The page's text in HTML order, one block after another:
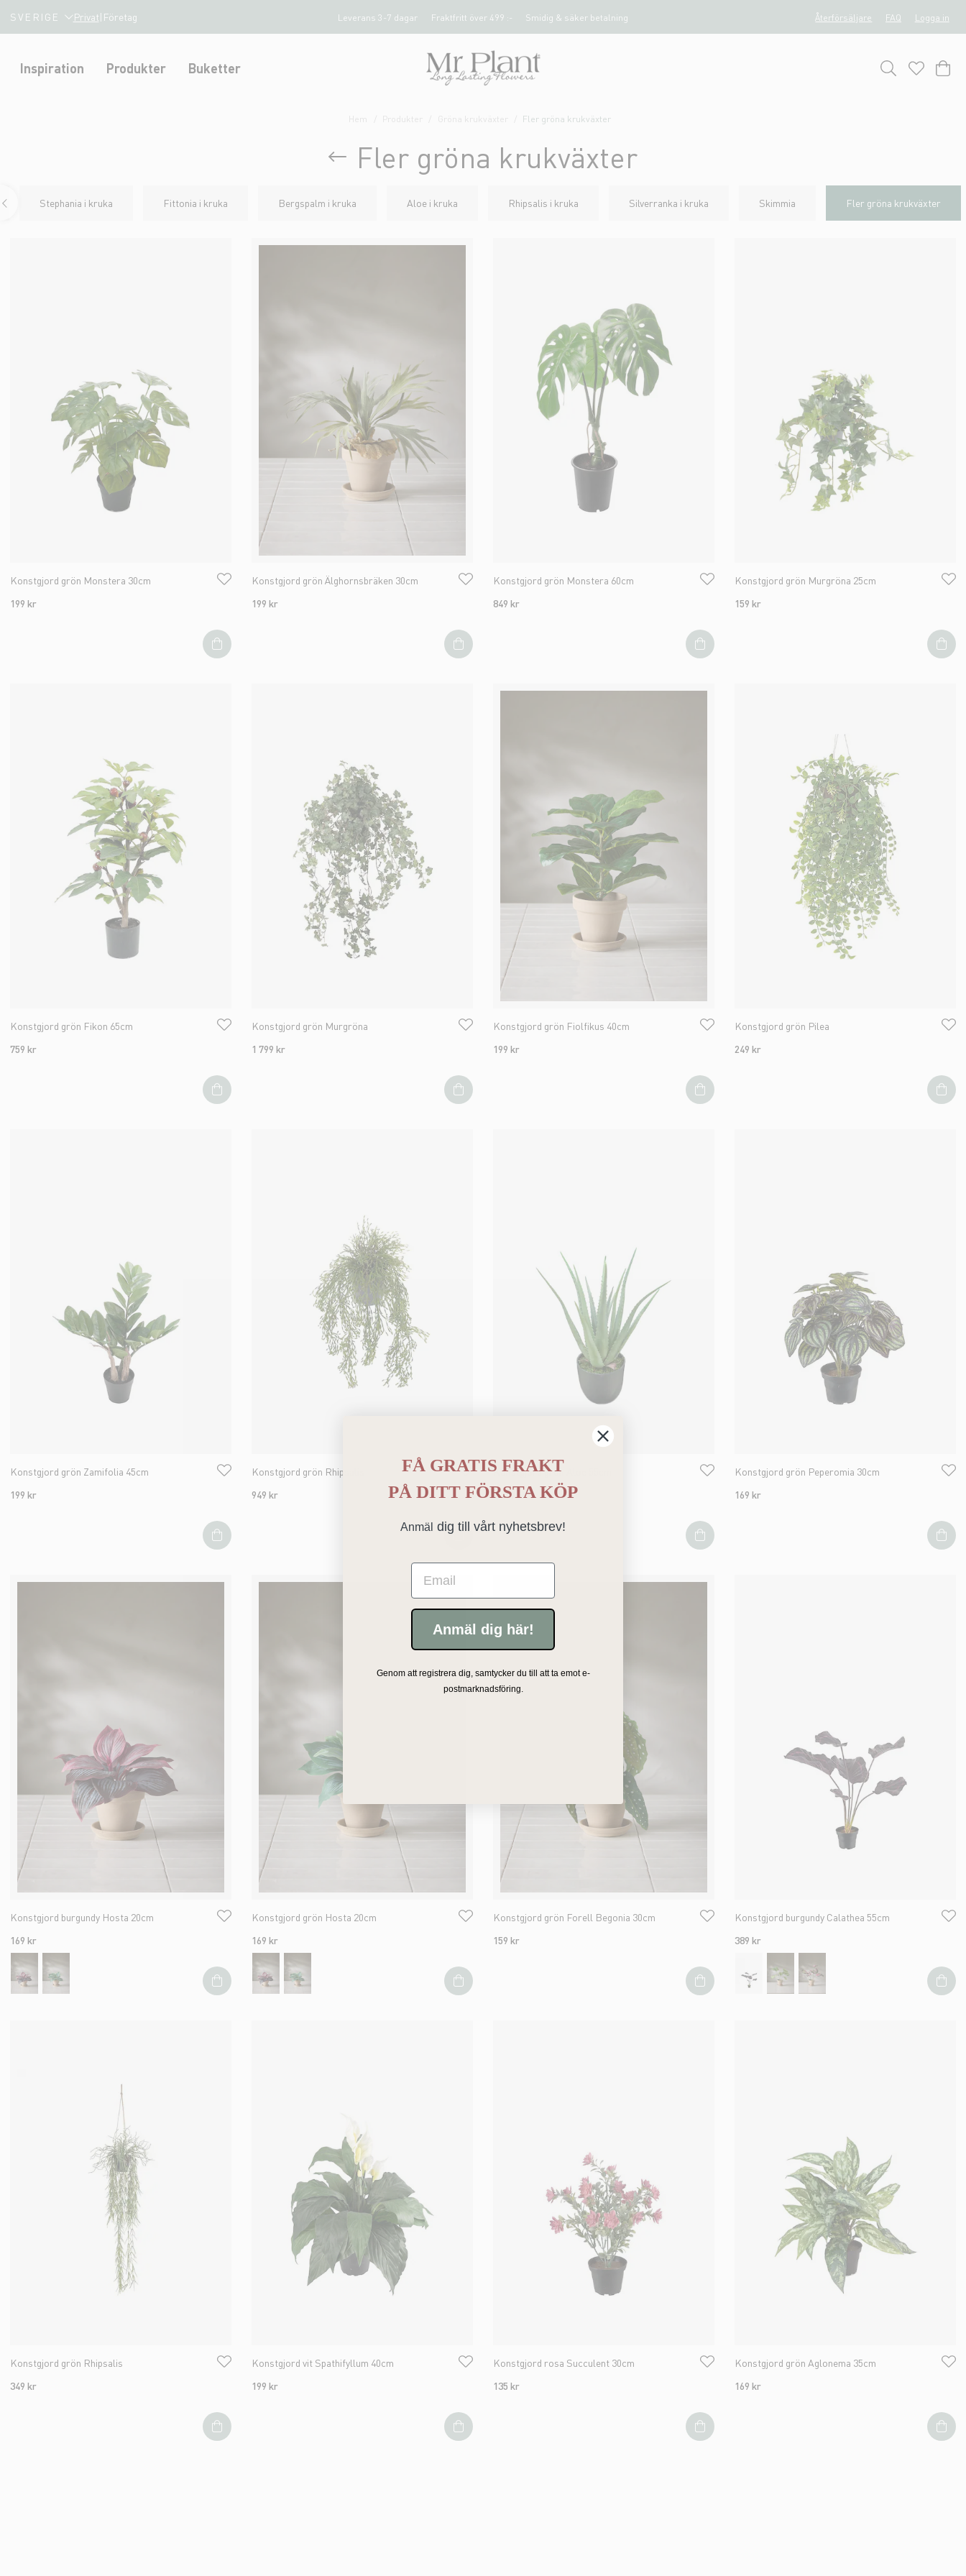
SVERIGE Privat| Företag Leverans 3-7 dagar Fraktfritt över 499 :- Smidig & säker betalning Återförsäljare FAQ Logga in
Inspiration Produkter Buketter
Hem Produkter Gröna krukväxter Fler gröna krukväxter
Fler gröna krukväxter
Stephania i kruka Fittonia i kruka Bergspalm i kruka Aloe i kruka Rhipsalis i kruka Silverranka i kruka Skimmia Fler gröna krukväxter
Konstgjord grön Monstera 30cm
199 kr
Konstgjord grön Älghornsbräken 30cm
199 kr
Konstgjord grön Monstera 60cm
849 kr
Konstgjord grön Murgröna 25cm
159 kr
Konstgjord grön Fikon 65cm
759 kr
Konstgjord grön Murgröna
1 799 kr
Konstgjord grön Fiolfikus 40cm
199 kr
Konstgjord grön Pilea
249 kr
Konstgjord grön Zamifolia 45cm
199 kr
Konstgjord grön Rhipsalis
949 kr
Konstgjord grön Aloe 55cm
1 199 kr
Konstgjord grön Peperomia 30cm
169 kr
Konstgjord burgundy Hosta 20cm
169 kr
Konstgjord grön Hosta 20cm
169 kr
Konstgjord grön Forell Begonia 30cm
159 kr
Konstgjord burgundy Calathea 55cm
389 kr
Konstgjord grön Rhipsalis
349 kr
Konstgjord vit Spathifyllum 40cm
199 kr
Konstgjord rosa Succulent 30cm
135 kr
Konstgjord grön Aglonema 35cm
169 kr
FÅ GRATIS FRAKT
PÅ DITT FÖRSTA KÖP
Anmäl dig till vårt nyhetsbrev!
Email
Anmäl dig här!
Genom att registrera dig, samtycker du till att ta emot e-
postmarknadsföring.